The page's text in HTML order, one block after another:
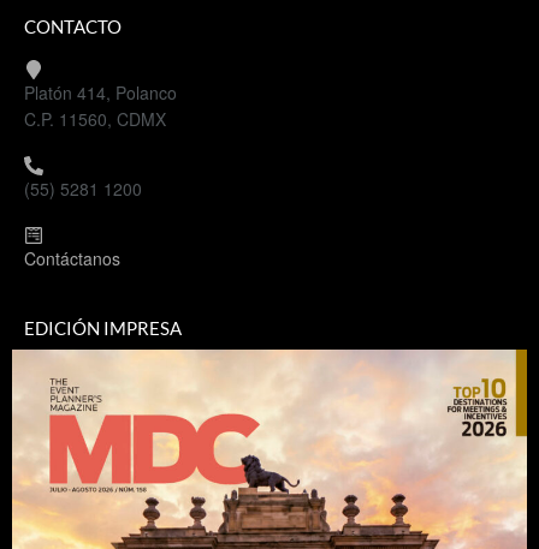
CONTACTO
Platón 414, Polanco
C.P. 11560, CDMX
(55) 5281 1200
Contáctanos
EDICIÓN IMPRESA